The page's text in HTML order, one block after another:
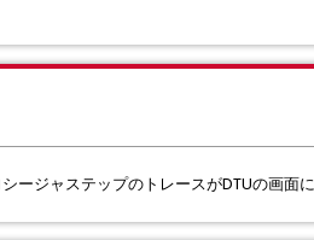
ジャステップのトレースがDTUの画面に